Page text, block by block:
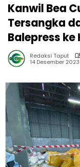
Kanwil Bea
Tersangka
Balepress
Redaksi Taput
14 Desember 2023